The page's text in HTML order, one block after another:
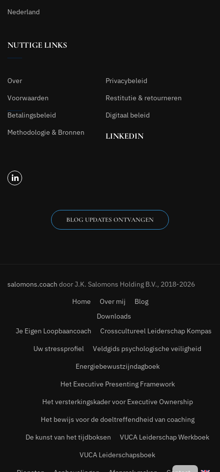
Nederland
NUTTIGE LINKS
Over
Privacybeleid
Voorwaarden
Restitutie & retourneren
Betalingsbeleid
Digitaal beleid
Methodologie & Bronnen
LINKEDIN
BLOG UPDATES ONTVANGEN
salomons.coach door J.K. Salomons Holding B.V., 2018-2026
Home
Over mij
Blog
Downloads
Je Eigen Loopbaancoach
Crosscultureel Leiderschap Kompas
Uw stressprofiel
Veldgids psychologische veiligheid
Energiebewustzijndagboek
Het Executive Presenting Framework
Het versterkingskader voor Executive Ownership
Het bewijs voor de doeltreffendheid van coaching
De kunst van het tijdboksen
VUCA Leiderschap Werkboek
VUCA Leiderschapsboek